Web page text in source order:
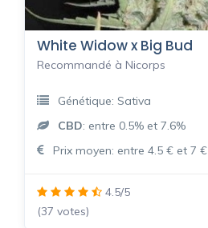
White Widow x Big Bud
Recommandé à Nicorps
Génétique: Sativa
CBD: entre 0.5% et 7.6%
Prix moyen: entre 4.5 € et 7 €
4.5/5
(37 votes)